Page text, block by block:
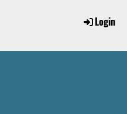
Login